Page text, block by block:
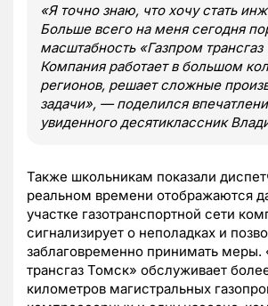
«Я точно знаю, что хочу стать
Больше всего на меня сегодня
масштабность «Газпром
Компания работает в большом
регионов, решает сложные
задачи», — поделился
увиденного десятиклассник
Также школьникам показали
реальном времени отображаются
участке газотранспортной сети
сигнализирует о неполадках и
заблаговременно принимать меры.
трансгаз Томск» обслуживает
километров магистральных